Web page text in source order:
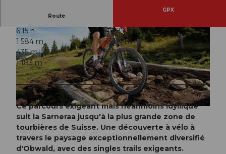
© Obwalden Tourismus, Bikegenoss Zentralschweiz
© Obwalden Tourismus, Bikegenoss Zentralschweiz
Route
GPX
6:15 h
48,87 km
1.584 m
1.584 m
435 m
1.618 m
1.183 m
Ce parcours exigeant mais néanmoins idyllique
suit la Sarneraa jusqu'à la plus grande zone de
tourbières de Suisse. Une découverte à vélo à
travers le paysage exceptionnellement diversifié
d'Obwald, avec des singles trails exigeants.